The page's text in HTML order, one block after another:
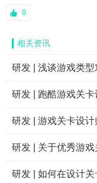
0
相关资讯
研发 | 浅谈游戏类
研发 | 跑酷游戏关
研发 | 游戏关卡设
研发 | 关于优秀游
研发 | 如何在设计